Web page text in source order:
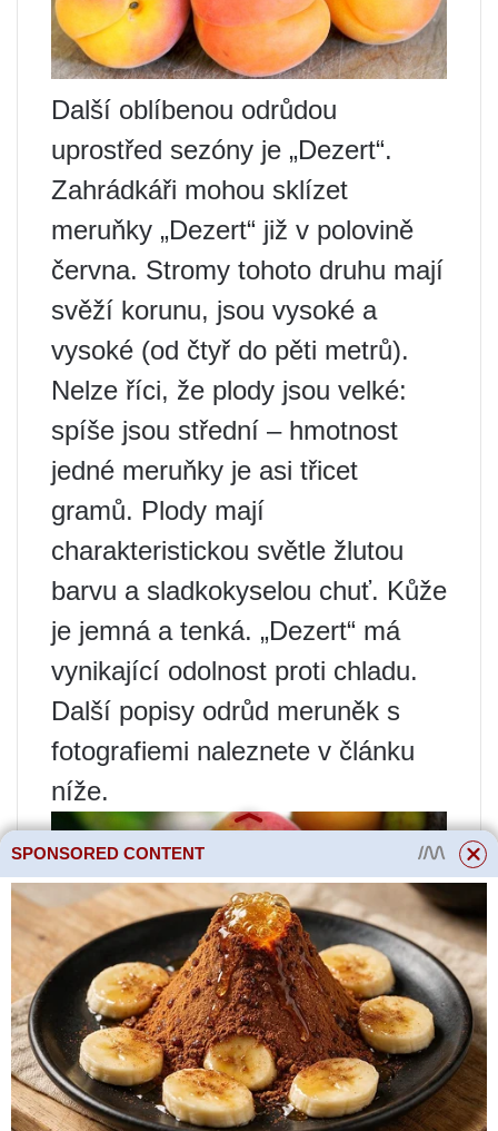
Další oblíbenou odrůdou
uprostřed sezóny je „Dezert“.
Zahrádkáři mohou sklízet
meruňky „Dezert“ již v polovině
června. Stromy tohoto druhu mají
svěží korunu, jsou vysoké a
vysoké (od čtyř do pěti metrů).
Nelze říci, že plody jsou velké:
spíše jsou střední – hmotnost
jedné meruňky je asi třicet
gramů. Plody mají
charakteristickou světle žlutou
barvu a sladkokyselou chuť. Kůže
je jemná a tenká. „Dezert“ má
vynikající odolnost proti chladu.
Další popisy odrůd meruněk s
fotografiemi naleznete v článku
níže.
Pozdní odrůdy meruněk
Tato odrůda je pozdní, její stromy
SPONSORED CONTENT